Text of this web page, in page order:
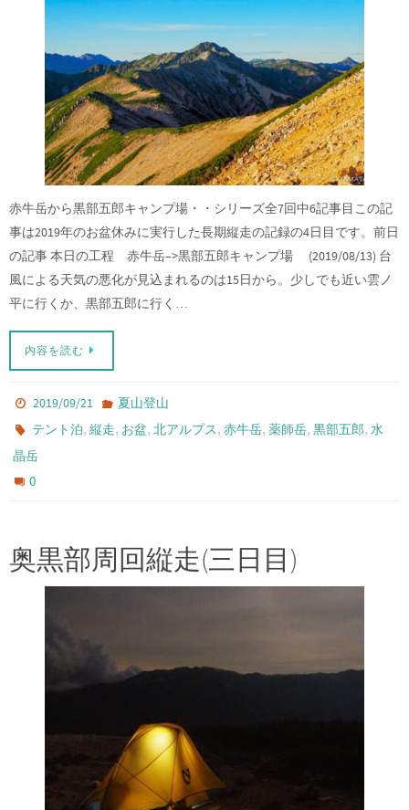
赤牛岳から黒部五郎キャンプ場・・シリーズ全7回中6記事目この記
事は2019年のお盆休みに実行した長期縦走の記録の4日目です。前日
の記事 本日の工程 赤牛岳–>黒部五郎キャンプ場 (2019/08/13) 台
風による天気の悪化が見込まれるのは15日から。少しでも近い雲ノ
平に行くか、黒部五郎に行く…
内容を読む
2019/09/21
夏山登山
テント泊,縦走, お盆,北アルプス,赤牛岳,薬師岳,黒部五郎,水
晶岳
0
奥黒部周回縦走(三日目)